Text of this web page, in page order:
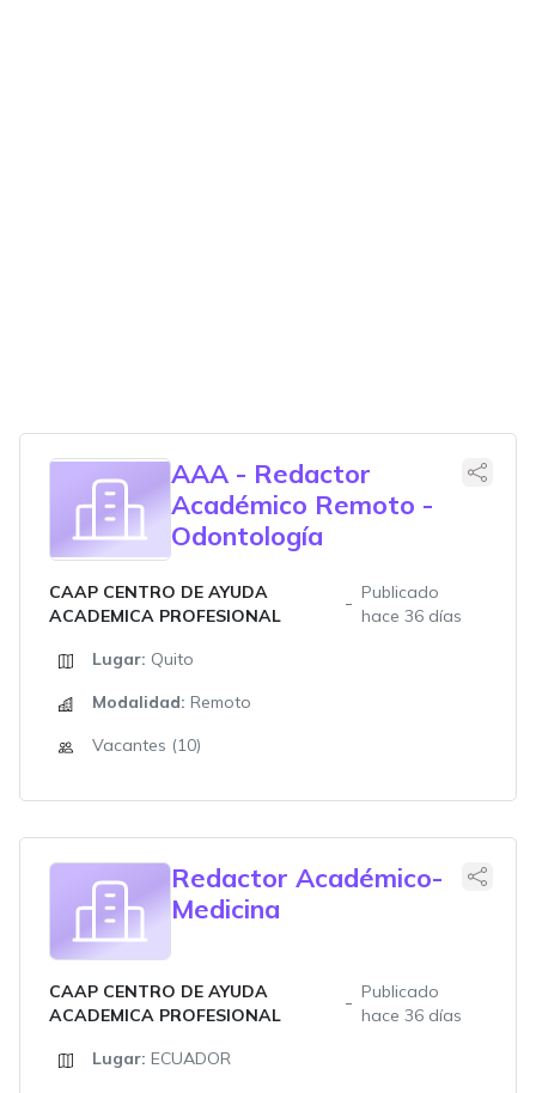
AAA - Redactor
Académico Remoto -
Odontología
CAAP CENTRO DE AYUDA
ACADEMICA PROFESIONAL
Publicado
hace 36 días
Lugar: Quito
Modalidad: Remoto
Vacantes (10)
Redactor Académico-
Medicina
CAAP CENTRO DE AYUDA
ACADEMICA PROFESIONAL
Publicado
hace 36 días
Lugar: ECUADOR